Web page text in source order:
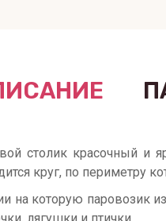
столик красочный и
круг, по периметру
на которую паровозик